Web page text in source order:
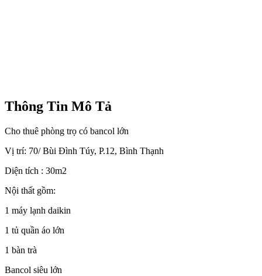
Thông Tin Mô Tả
Cho thuê phòng trọ có bancol lớn
Vị trí: 70/ Bùi Đình Túy, P.12, Bình Thạnh
Diện tích : 30m2
Nội thất gồm:
1 máy lạnh daikin
1 tủ quần áo lớn
1 bàn trà
Bancol siêu lớn